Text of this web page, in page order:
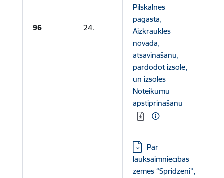
96 24.
Pilskalnes
pagastā,
Aizkraukles
novadā,
atsavināšanu,
pārdodot izsolē,
un izsoles
Noteikumu
apstiprināšanu
Lejupielādēt:
Par
lauksaimniecības
zemes “Spridzēni”,